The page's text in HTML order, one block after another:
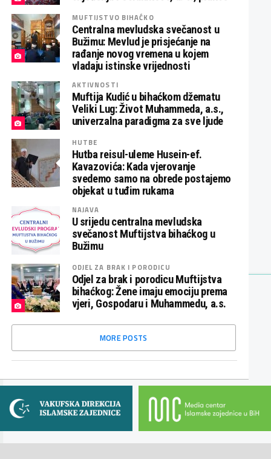
MUFTIJSTVO BIHAĆKO
Centralna mevludska svečanost u
Bužimu: Mevlud je prisjećanje na
rađanje novog vremena u kojem
vladaju istinske vrijednosti
AKTIVNOSTI
Muftija Kudić u bihaćkom džematu
Veliki Lug: Život Muhammeda, a.s.,
univerzalna paradigma za sve ljude
HUTBE
Hutba reisul-uleme Husein-ef.
Kavazovića: Kada vjerovanje
svedemo samo na obrede postajemo
objekat u tuđim rukama
NAJAVA
U srijedu centralna mevludska
svečanost Muftijstva bihaćkog u
Bužimu
ODJEL ZA BRAK I PORODICU
Odjel za brak i porodicu Muftijstva
bihaćkog: Žene imaju emociju prema
vjeri, Gospodaru i Muhammedu, a.s.
MORE POSTS